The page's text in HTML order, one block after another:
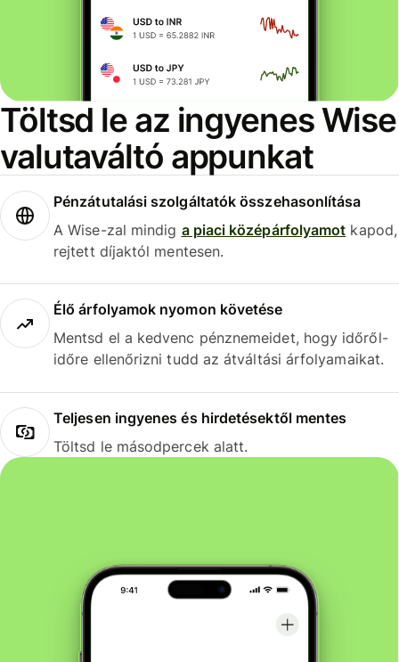
Töltsd le az ingyenes Wise
valutaváltó appunkat
Pénzátutalási szolgáltatók összehasonlítása
A Wise-zal mindig a piaci középárfolyamot kapod,
rejtett díjaktól mentesen.
Élő árfolyamok nyomon követése
Mentsd el a kedvenc pénznemeidet, hogy időről-
időre ellenőrizni tudd az átváltási árfolyamaikat.
Teljesen ingyenes és hirdetésektől mentes
Töltsd le másodpercek alatt.